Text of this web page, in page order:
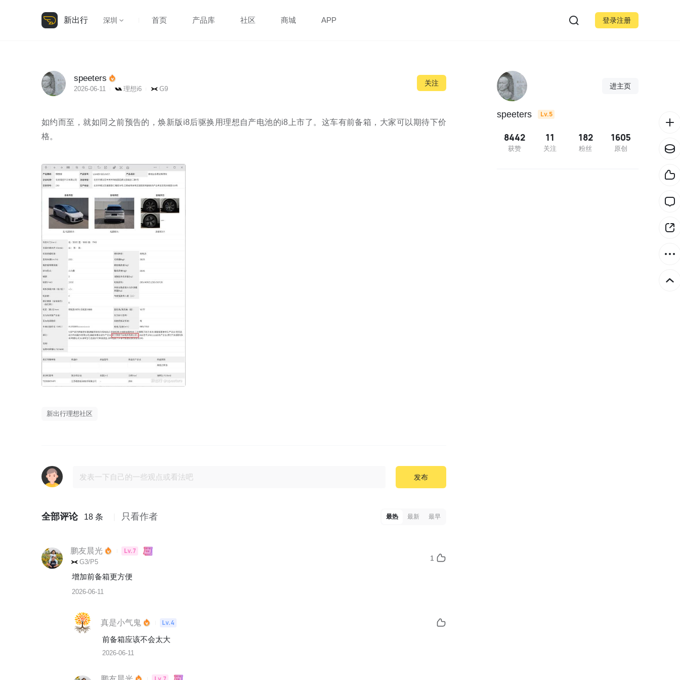
新出行 深圳 首页 产品库 社区 商城 APP 登录注册
speeters
2026-06-11 理想i6 G9
关注
如约而至，就如同之前预告的，焕新版i8后驱换用理想自产电池的i8上市了。这车有前备箱，大家可以期待下价
格。
新出行理想社区
发布
全部评论 18 条 只看作者 最热 最新 最早
鹏友晨光 Lv.7
G3/P5 1
增加前备箱更方便
2026-06-11
真是小气鬼
Lv.4
前备箱应该不会太大
2026-06-11
进主页
speeters Lv.5
8442
获赞
11
关注
182
粉丝
1605
原创